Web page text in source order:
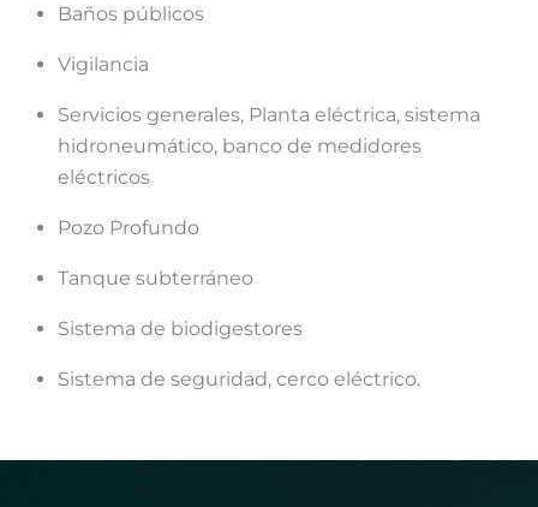
Baños públicos
Vigilancia
Servicios generales, Planta eléctrica, sistema
hidroneumático, banco de medidores
eléctricos
Pozo Profundo
Tanque subterráneo
Sistema de biodigestores
Sistema de seguridad, cerco eléctrico.